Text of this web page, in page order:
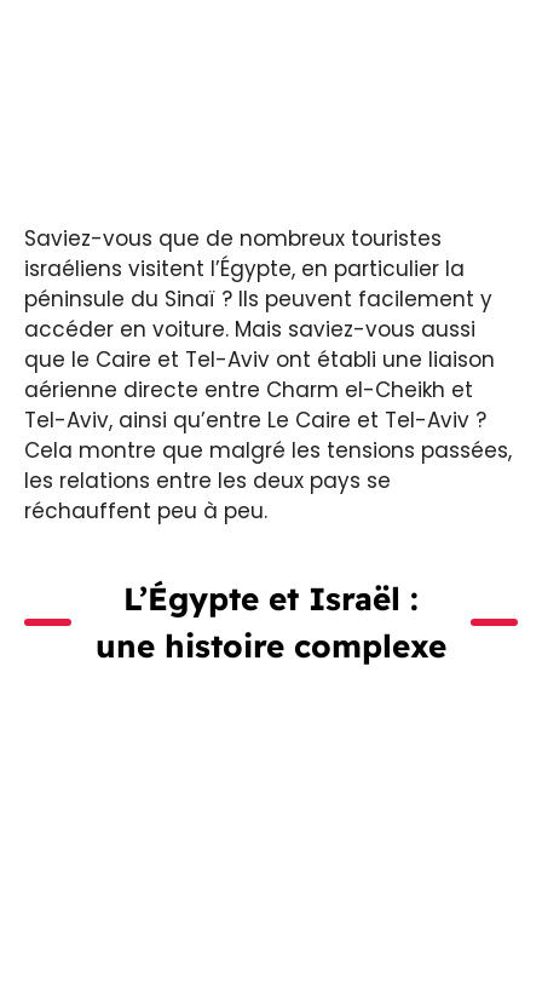
Saviez-vous que de nombreux touristes
israéliens visitent l’Égypte, en particulier la
péninsule du Sinaï ? Ils peuvent facilement y
accéder en voiture. Mais saviez-vous aussi
que le Caire et Tel-Aviv ont établi une liaison
aérienne directe entre Charm el-Cheikh et
Tel-Aviv, ainsi qu’entre Le Caire et Tel-Aviv ?
Cela montre que malgré les tensions passées,
les relations entre les deux pays se
réchauffent peu à peu.
L’Égypte et Israël :
une histoire complexe